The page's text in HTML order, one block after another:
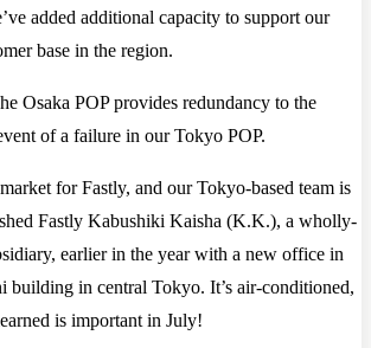
added additional capacity to support our
base in the region.
Osaka POP provides redundancy to the
of a failure in our Tokyo POP.
for Fastly, and our Tokyo-based team is
Fastly Kabushiki Kaisha (K.K.), a wholly-
earlier in the year with a new office in
building in central Tokyo. It’s air-conditioned,
is important in July!